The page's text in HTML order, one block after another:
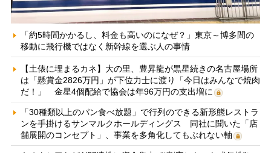
「約5時間かかるし、料金も高いのになぜ？」東京～博多間の
移動に飛行機ではなく新幹線を選ぶ人の事情
【土俵に埋まるカネ】大の里、豊昇龍が黒星続きの名古屋場所
は「懸賞金2826万円」が下位力士に渡り「今日はみんなで焼肉
だ！」 金星4個配給で協会は年96万円の支出増に
「30種類以上のパン食べ放題」で行列のできる新形態レストラ
ンを手掛けるサンマルクホールディングス 同社に聞いた「店
舗展開のコンセプト」、事業を多角化してもぶれない軸